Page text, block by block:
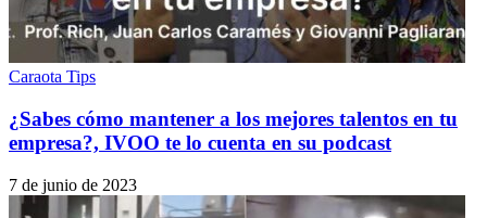
Caraota Tips
¿Sabes cómo mantener a los mejores talentos en tu
empresa?, IVOO te lo cuenta en su podcast
7 de junio de 2023